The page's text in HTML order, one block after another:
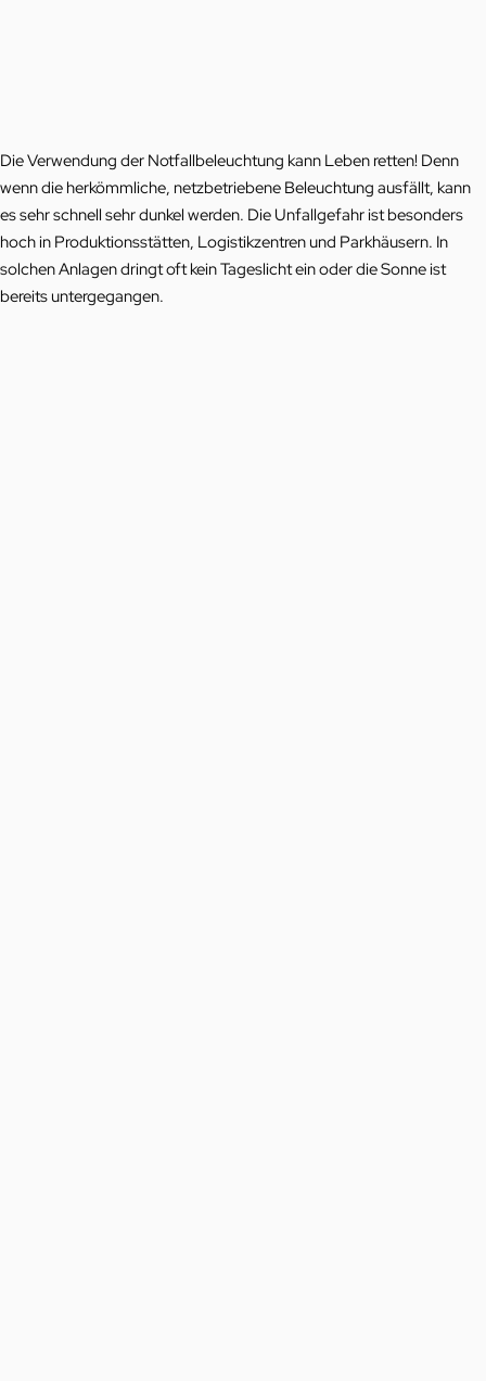
Die Verwendung der Notfallbeleuchtung kann Leben retten! Denn
wenn die herkömmliche, netzbetriebene Beleuchtung ausfällt, kann
es sehr schnell sehr dunkel werden. Die Unfallgefahr ist besonders
hoch in Produktionsstätten, Logistikzentren und Parkhäusern. In
solchen Anlagen dringt oft kein Tageslicht ein oder die Sonne ist
bereits untergegangen.